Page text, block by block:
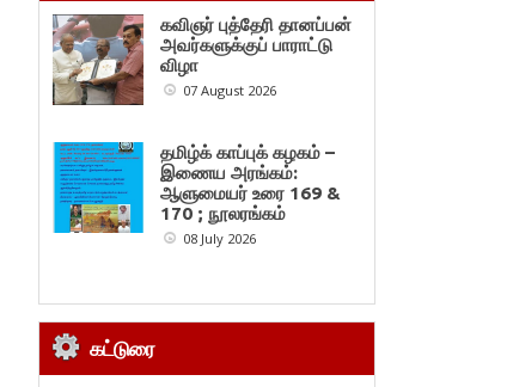
கவிஞர் புத்தேரி தானப்பன்
அவர்களுக்குப் பாராட்டு
விழா
07 August 2026
தமிழ்க் காப்புக் கழகம் –
இணைய அரங்கம்:
ஆளுமையர் உரை 169 &
170 ; நூலரங்கம்
08 July 2026
கட்டுரை